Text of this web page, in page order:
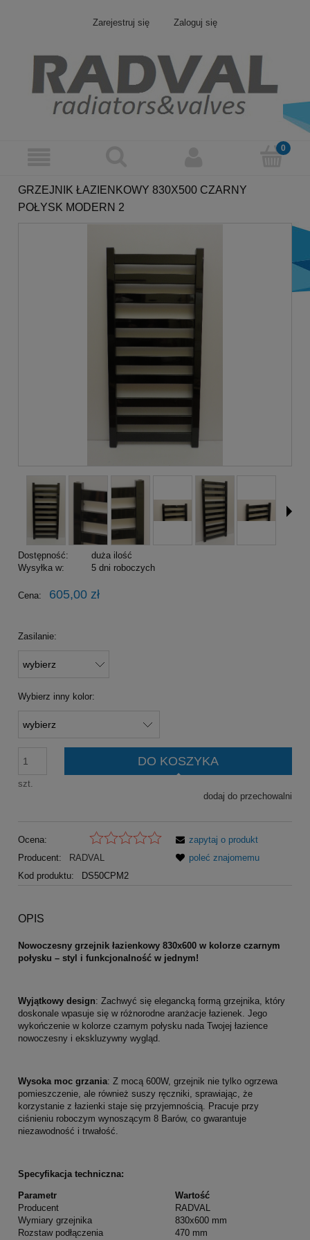
Zarejestruj się Zaloguj się
GRZEJNIK ŁAZIENKOWY 830X500 CZARNY
POŁYSK MODERN 2
Dostępność:
duża ilość
Wysyłka w:
5 dni roboczych
Cena: 605,00 zł
Zasilanie:
Wybierz inny kolor:
szt.
DO KOSZYKA
dodaj do przechowalni
Ocena:
Producent:
RADVAL
Kod produktu:
DS50CPM2
zapytaj o produkt
poleć znajomemu
OPIS
Nowoczesny grzejnik łazienkowy 830x600 w kolorze czarnym
połysku – styl i funkcjonalność w jednym!
Wyjątkowy design: Zachwyć się elegancką formą grzejnika, który
doskonale wpasuje się w różnorodne aranżacje łazienek. Jego
wykończenie w kolorze czarnym połysku nada Twojej łazience
nowoczesny i ekskluzywny wygląd.
Wysoka moc grzania: Z mocą 600W, grzejnik nie tylko ogrzewa
pomieszczenie, ale również suszy ręczniki, sprawiając, że
korzystanie z łazienki staje się przyjemnością. Pracuje przy
ciśnieniu roboczym wynoszącym 8 Barów, co gwarantuje
niezawodność i trwałość.
Specyfikacja techniczna:
Parametr
Wartość
Producent
RADVAL
Wymiary grzejnika
830x600 mm
Rozstaw podłączenia
470 mm